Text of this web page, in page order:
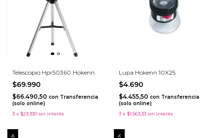
Telescopio Hpr50360 Hokenn
$69.990
$66.490,50 con Transferencia
(solo online)
3 x $23.330 sin interés
Lupa Hokenn 10X25
$4.690
$4.455,50 con Transferencia
(solo online)
3 x $1.563,33 sin interés